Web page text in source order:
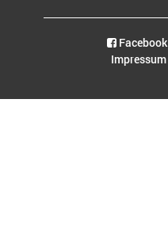
Facebook
Impressum